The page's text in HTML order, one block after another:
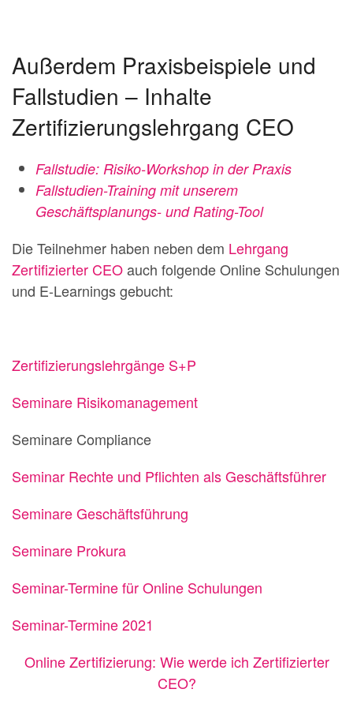
Außerdem Praxisbeispiele und
Fallstudien – Inhalte
Zertifizierungslehrgang CEO
Fallstudie: Risiko-Workshop in der Praxis
Fallstudien-Training mit unserem
Geschäftsplanungs- und Rating-Tool
Die Teilnehmer haben neben dem Lehrgang
Zertifizierter CEOauch folgende Online Schulungen
und E-Learnings gebucht:
Zertifizierungslehrgänge S+P
Seminare Risikomanagement
Seminare Compliance
Seminar Rechte und Pflichten als Geschäftsführer
Seminare Geschäftsführung
Seminare Prokura
Seminar-Termine für Online Schulungen
Seminar-Termine 2021
Online Zertifizierung: Wie werde ich Zertifizierter
CEO?